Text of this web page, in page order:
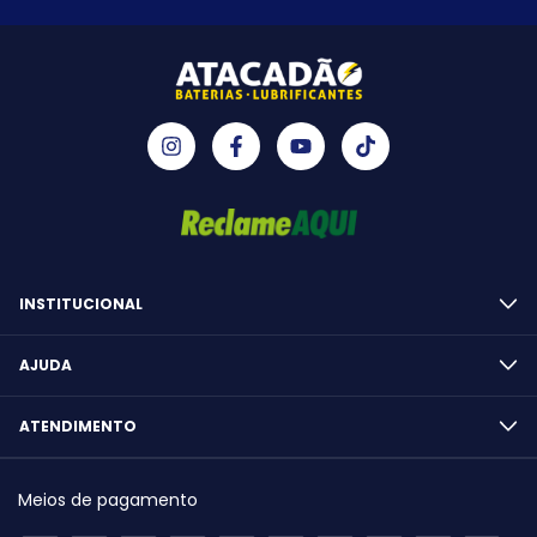
INSTITUCIONAL
AJUDA
ATENDIMENTO
Meios de pagamento